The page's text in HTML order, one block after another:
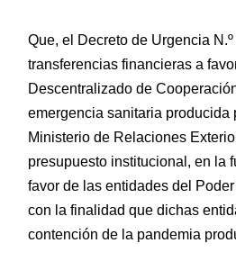
Que, el Decreto de Urgencia
transferencias financieras a
Descentralizado de
emergencia sanitaria producida
Ministerio de Relaciones
presupuesto institucional, en la
favor de las entidades del
con la finalidad que dichas
contención de la pandemia